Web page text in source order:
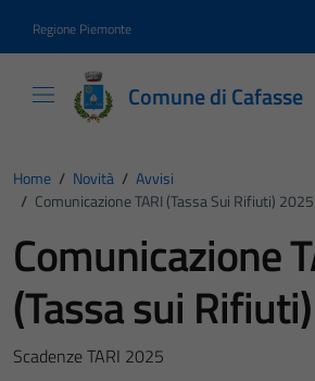
Regione Piemonte
Comune di Cafasse
Home / Novità / Avvisi
/ Comunicazione TARI (Tassa Sui Rifiuti) 2025
Comunicazione
(Tassa sui
Scadenze TARI 2025